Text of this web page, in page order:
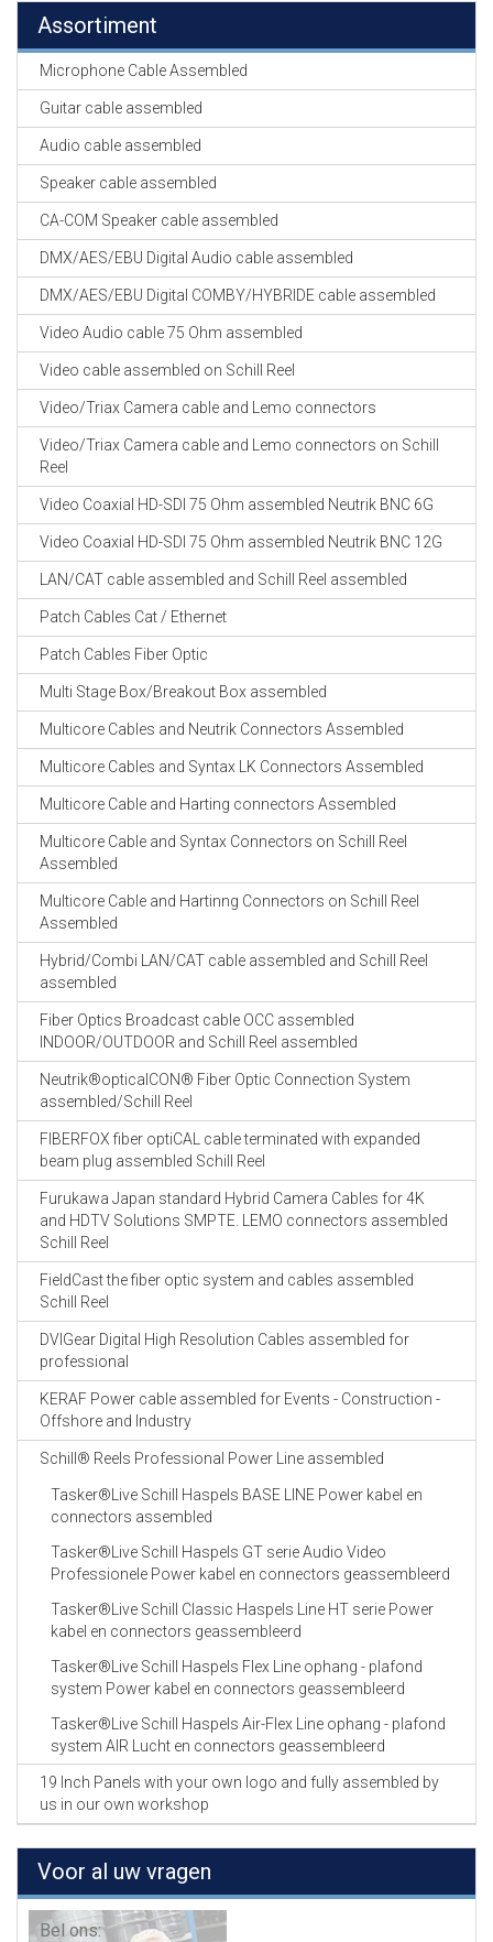
Assortiment
Microphone Cable Assembled
Guitar cable assembled
Audio cable assembled
Speaker cable assembled
CA-COM Speaker cable assembled
DMX/AES/EBU Digital Audio cable assembled
DMX/AES/EBU Digital COMBY/HYBRIDE cable assembled
Video Audio cable 75 Ohm assembled
Video cable assembled on Schill Reel
Video/Triax Camera cable and Lemo connectors
Video/Triax Camera cable and Lemo connectors on Schill
Reel
Video Coaxial HD-SDI 75 Ohm assembled Neutrik BNC 6G
Video Coaxial HD-SDI 75 Ohm assembled Neutrik BNC 12G
LAN/CAT cable assembled and Schill Reel assembled
Patch Cables Cat / Ethernet
Patch Cables Fiber Optic
Multi Stage Box/Breakout Box assembled
Multicore Cables and Neutrik Connectors Assembled
Multicore Cables and Syntax LK Connectors Assembled
Multicore Cable and Harting connectors Assembled
Multicore Cable and Syntax Connectors on Schill Reel
Assembled
Multicore Cable and Hartinng Connectors on Schill Reel
Assembled
Hybrid/Combi LAN/CAT cable assembled and Schill Reel
assembled
Fiber Optics Broadcast cable OCC assembled
INDOOR/OUTDOOR and Schill Reel assembled
Neutrik®opticalCON® Fiber Optic Connection System
assembled/Schill Reel
FIBERFOX fiber optiCAL cable terminated with expanded
beam plug assembled Schill Reel
Furukawa Japan standard Hybrid Camera Cables for 4K
and HDTV Solutions SMPTE. LEMO connectors assembled
Schill Reel
FieldCast the fiber optic system and cables assembled
Schill Reel
DVIGear Digital High Resolution Cables assembled for
professional
KERAF Power cable assembled for Events - Construction -
Offshore and Industry
Schill® Reels Professional Power Line assembled
Tasker®Live Schill Haspels BASE LINE Power kabel en
connectors assembled
Tasker®Live Schill Haspels GT serie Audio Video
Professionele Power kabel en connectors geassembleerd
Tasker®Live Schill Classic Haspels Line HT serie Power
kabel en connectors geassembleerd
Tasker®Live Schill Haspels Flex Line ophang - plafond
system Power kabel en connectors geassembleerd
Tasker®Live Schill Haspels Air-Flex Line ophang - plafond
system AIR Lucht en connectors geassembleerd
19 Inch Panels with your own logo and fully assembled by
us in our own workshop
Voor al uw vragen
Bel ons: